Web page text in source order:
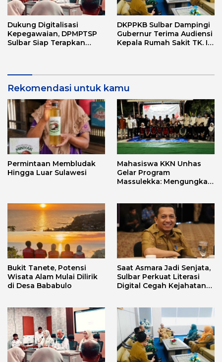
Dukung Digitalisasi
Kepegawaian, DPMPTSP
Sulbar Siap Terapkan
DKPPKB Sulbar Dampingi
Gubernur Terima Audiensi
Kepala Rumah Sakit TK. III
Rekomendasi untuk kamu
Permintaan Membludak
Hingga Luar Sulawesi
Mahasiswa KKN Unhas
Gelar Program
Massulekka: Mengungkap
Bukit Tanete, Potensi
Wisata Alam Mulai Dilirik
di Desa Bababulo
Saat Asmara Jadi Senjata,
Sulbar Perkuat Literasi
Digital Cegah Kejahatan